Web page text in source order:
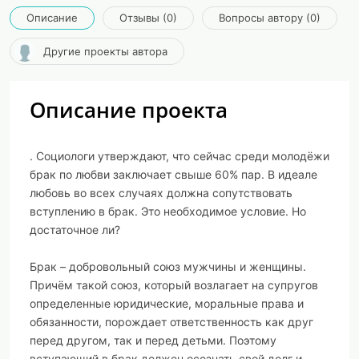
Описание Отзывы (0) Вопросы автору (0)
Другие проекты автора
Описание проекта
. Социологи утверждают, что сейчас среди молодёжи
брак по любви заключает свыше 60% пар. В идеале
любовь во всех случаях должна сопутствовать
вступлению в брак. Это необходимое условие. Но
достаточное ли?
Брак – добровольный союз мужчины и женщины.
Причём такой союз, который возлагает на супругов
определенные юридические, моральные права и
обязанности, порождает ответственность как друг
перед другом, так и перед детьми. Поэтому